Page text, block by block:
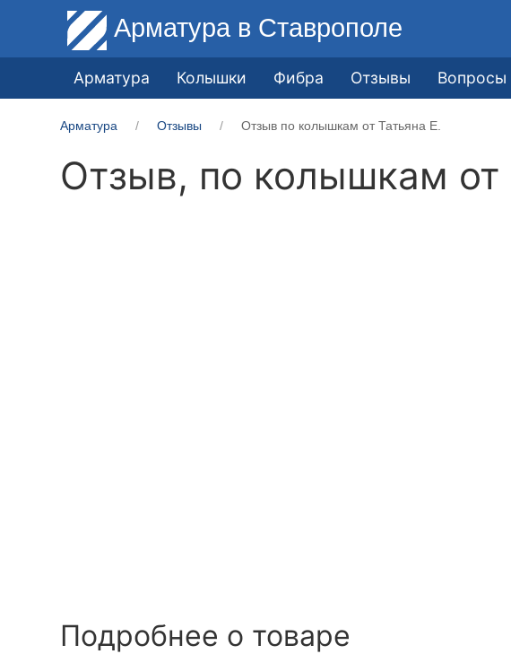
Арматура в Ставрополе
Арматура Колышки Фибра Отзывы Вопросы
Арматура Отзывы Отзыв по колышкам от Татьяна Е.
Отзыв, по колышкам от
Подробнее о товаре